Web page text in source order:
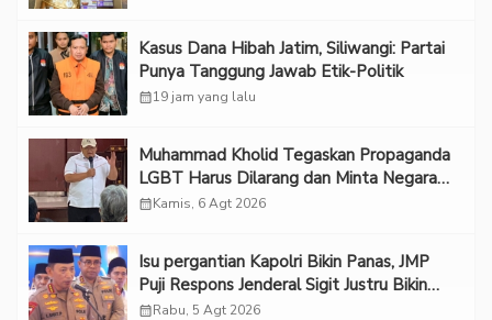
Kasus Dana Hibah Jatim, Siliwangi: Partai
Punya Tanggung Jawab Etik-Politik
calendar_month19 jam yang lalu
Muhammad Kholid Tegaskan Propaganda
LGBT Harus Dilarang dan Minta Negara
Melindungi Korban
calendar_monthKamis, 6 Agt 2026
Isu pergantian Kapolri Bikin Panas, JMP
Puji Respons Jenderal Sigit Justru Bikin
“Adem”
calendar_monthRabu, 5 Agt 2026